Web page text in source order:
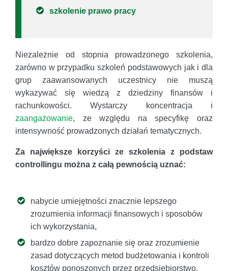
szkolenie prawo pracy
Niezależnie od stopnia prowadzonego szkolenia,
zarówno w przypadku szkoleń podstawowych jak i dla
grup zaawansowanych uczestnicy nie muszą
wykazywać się wiedzą z dziedziny finansów i
rachunkowości. Wystarczy koncentracja i
zaangażowanie, ze względu na specyfikę oraz
intensywność prowadzonych działań tematycznych.
Za największe korzyści ze szkolenia z podstaw
controllingu można z całą pewnością uznać:
nabycie umiejętności znacznie lepszego
zrozumienia informacji finansowych i sposobów
ich wykorzystania,
bardzo dobre zapoznanie się oraz zrozumienie
zasad dotyczących metod budżetowania i kontroli
kosztów ponoszonych przez przedsiębiorstwo,